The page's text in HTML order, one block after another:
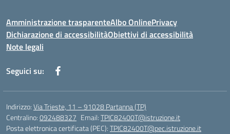
Amministrazione trasparenteAlbo OnlinePrivacy
Dichiarazione di accessibilitàObiettivi di accessibilità
Note legali
Seguici su:
Indirizzo:Via Trieste, 11 – 91028 Partanna (TP)
Centralino:092488327 Email:TPIC82400T@istruzione.it
Posta elettronica certificata (PEC):TPIC82400T@pec.istruzione.it